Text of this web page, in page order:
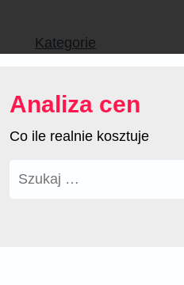
content
Kategorie
Analiza cen
Co ile realnie kosztuje
Szukaj: